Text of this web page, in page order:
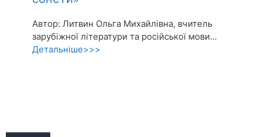
Автор: Литвин Ольга Михайлівна, вчитель
зарубіжної літератури та російської мови...
Детальніше>>>